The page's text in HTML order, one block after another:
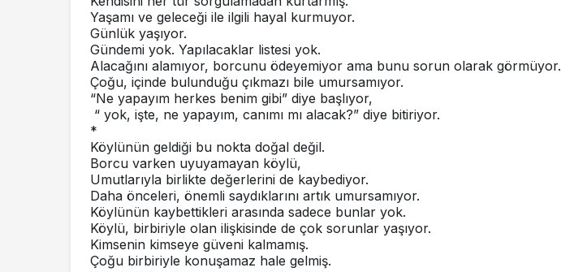
Yaşamı ve geleceği ile ilgili hayal kurmuyor.
Günlük yaşıyor.
Gündemi yok. Yapılacaklar listesi yok.
Alacağını alamıyor, borcunu ödeyemiyor ama bunu sorun olarak görmüyor.
Çoğu, içinde bulunduğu çıkmazı bile umursamıyor.
“Ne yapayım herkes benim gibi” diye başlıyor,
“ yok, işte, ne yapayım, canımı mı alacak?” diye bitiriyor.
*
Köylünün geldiği bu nokta doğal değil.
Borcu varken uyuyamayan köylü,
Umutlarıyla birlikte değerlerini de kaybediyor.
Daha önceleri, önemli saydıklarını artık umursamıyor.
Köylünün kaybettikleri arasında sadece bunlar yok.
Köylü, birbiriyle olan ilişkisinde de çok sorunlar yaşıyor.
Kimsenin kimseye güveni kalmamış.
Çoğu birbiriyle konuşamaz hale gelmiş.